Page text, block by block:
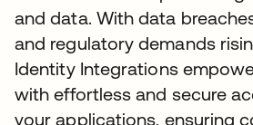
and data. With data
and regulatory demands
Identity Integrations
with effortless and secure
your applications, ensuring